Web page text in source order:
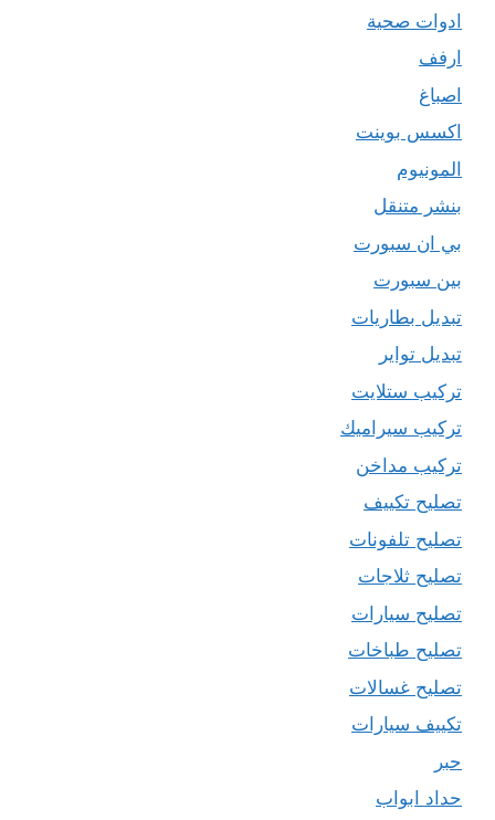
ادوات صحية
ارفف
اصباغ
اكسس بوينت
المونيوم
بنشر متنقل
بي ان سبورت
بين سبورت
تبديل بطاريات
تبديل تواير
تركيب ستلايت
تركيب سيراميك
تركيب مداخن
تصليح تكييف
تصليح تلفونات
تصليح ثلاجات
تصليح سيارات
تصليح طباخات
تصليح غسالات
تكييف سيارات
حبر
حداد ابواب